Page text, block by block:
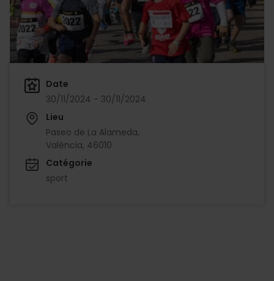
Date
30/11/2024 - 30/11/2024
Lieu
Paseo de La Alameda,
València, 46010
Catégorie
sport